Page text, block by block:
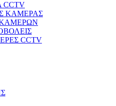
ΚΑΜΕΡΑΣ
CCTV